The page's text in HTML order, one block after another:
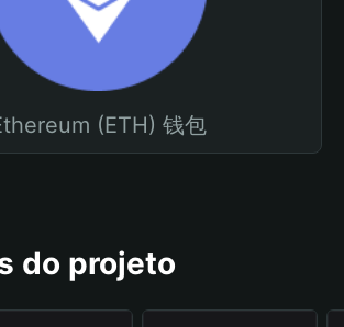
(ETH) 钱包
do projeto